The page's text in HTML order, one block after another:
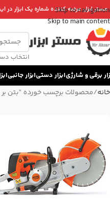
Skip to navigation
Skip to main content
مستر ابزار، عرضه کننده شماره یک ابزار در
انتخاب
برقی و شارژیابزار دستیابزار جانبی
خانه محصولات برچسب خورده “بتن